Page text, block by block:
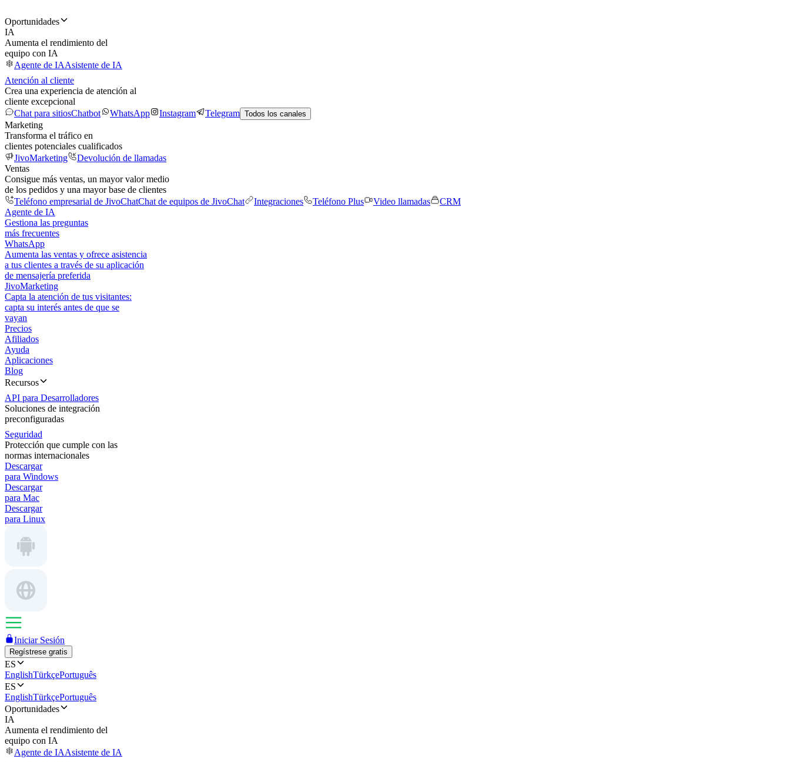
Oportunidades
IA
Aumenta el rendimiento del
equipo con IA
Agente de IAAsistente de IA
Atención al cliente
Crea una experiencia de atención al
cliente excepcional
Chat para sitiosChatbot WhatsApp Instagram Telegram Todos los canales
Marketing
Transforma el tráfico en
clientes potenciales cualificados
JivoMarketing
Devolución de llamadas
Ventas
Consigue más ventas, un mayor valor medio
de los pedidos y una mayor base de clientes
Teléfono empresarial de JivoChatChat de equipos de JivoChat Integraciones Teléfono Plus Video llamadas
CRM
Agente de IA
Gestiona las preguntas
más frecuentes
WhatsApp
Aumenta las ventas y ofrece asistencia
a tus clientes a través de su aplicación
de mensajería preferida
JivoMarketing
Capta la atención de tus visitantes:
capta su interés antes de que se
vayan
Precios
Afiliados
Ayuda
Aplicaciones
Blog
Recursos
API para Desarrolladores
Soluciones de integración
preconfiguradas
Seguridad
Protección que cumple con las
normas internacionales
Descargar
para Windows
Descargar
para Mac
Descargar
para Linux
Iniciar Sesión
Regístrese gratis
ES
EnglishTürkçePortuguês
ES
EnglishTürkçePortuguês
Oportunidades
IA
Aumenta el rendimiento del
equipo con IA
Agente de IAAsistente de IA